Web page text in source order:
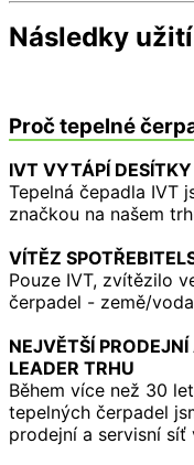
Následky
Proč tepelné
IVT VYTÁPÍ
Tepelná čepadla IVT
značkou na našem
VÍTĚZ
Pouze IVT, zvítězilo
čerpadel - země/
NEJVĚTŠÍ
LEADER TRHU
Během více než 30
tepelných čerpadel
prodejní a servisní síť